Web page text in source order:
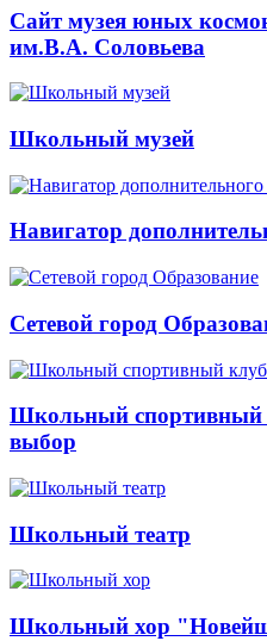
Сайт музея юных
им.В.А. Соловьева
Школьный музей
Навигатор
Сетевой город
Школьный спортивный
выбор
Школьный театр
Школьный хор